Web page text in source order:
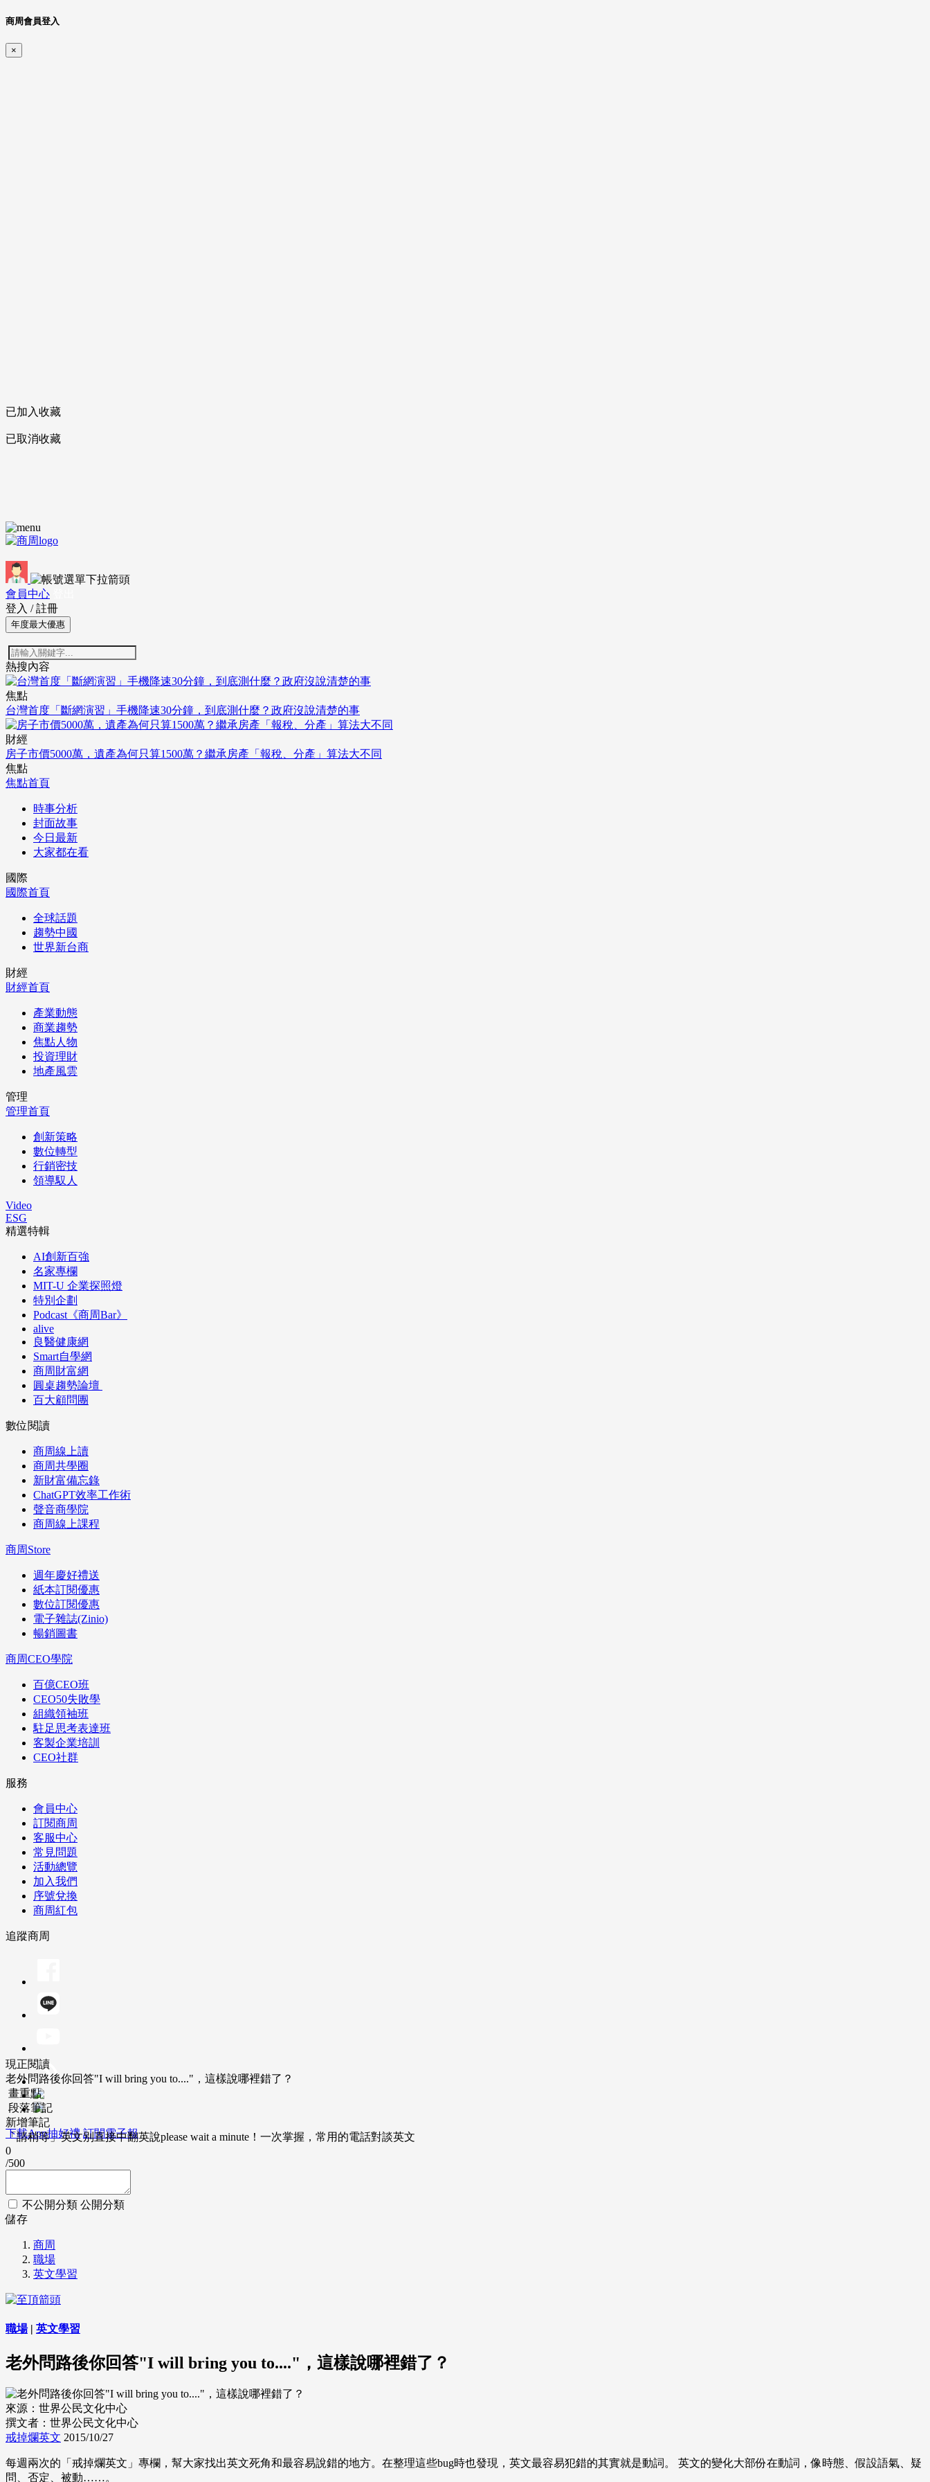
商周會員登入
×
已加入收藏
已取消收藏
會員中心
登入 / 註冊
年度最大優惠
熱搜內容
焦點
台灣首度「斷網演習」手機降速30分鐘，到底測什麼？政府沒說清楚的事
財經
房子市價5000萬，遺產為何只算1500萬？繼承房產「報稅、分產」算法大不同
焦點
焦點首頁
時事分析
封面故事
今日最新
大家都在看
國際
國際首頁
全球話題
趨勢中國
世界新台商
財經
財經首頁
產業動態
商業趨勢
焦點人物
投資理財
地產風雲
管理
管理首頁
創新策略
數位轉型
行銷密技
領導馭人
Video
ESG
精選特輯
AI創新百強
名家專欄
MIT-U 企業探照燈
特別企劃
Podcast《商周Bar》
alive
良醫健康網
Smart自學網
商周財富網
圓桌趨勢論壇
百大顧問團
數位閱讀
商周線上讀
商周共學圈
新財富備忘錄
ChatGPT效率工作術
聲音商學院
商周線上課程
商周Store
週年慶好禮送
紙本訂閱優惠
數位訂閱優惠
電子雜誌(Zinio)
暢銷圖書
商周CEO學院
百億CEO班
CEO50失敗學
組織領袖班
駐足思考表達班
客製企業培訓
CEO社群
服務
會員中心
訂閱商周
客服中心
常見問題
活動總覽
加入我們
序號兌換
商周紅包
追蹤商周
下載App抽好禮 訂閱電子報
現正閱讀
老外問路後你回答"I will bring you to...."，這樣說哪裡錯了？
畫重點
段落筆記
新增筆記
「請稍等」英文別直接中翻英說please wait a minute！一次掌握，常用的電話對談英文
0
/500
不公開分類 公開分類
儲存
商周
職場
英文學習
職場| 英文學習
老外問路後你回答"I will bring you to...."，這樣說哪裡錯了？
來源：世界公民文化中心
撰文者：世界公民文化中心
戒掉爛英文 2015/10/27
每週兩次的「戒掉爛英文」專欄，幫大家找出英文死角和最容易說錯的地方。在整理這些bug時也發現，英文最容易犯錯的其實就是動詞。 英文的變化大部份在動詞，像時態、假設語氣、疑
問、否定、被動……。